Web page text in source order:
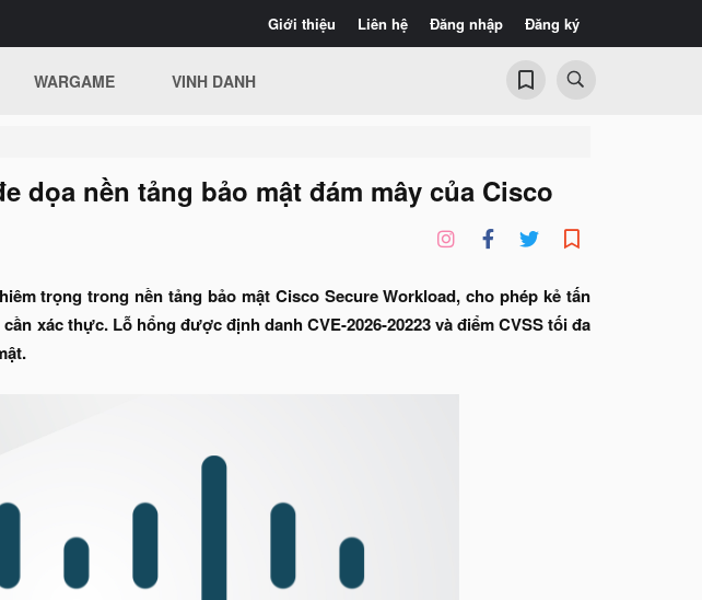
Giới thiệu Liên hệ Đăng nhập Đăng ký
WARGAME VINH DANH
dọa nền tảng bảo mật đám mây của Cisco
trọng trong nền tảng bảo mật Cisco Secure Workload, cho phép kẻ tấn
xác thực. Lỗ hổng được định danh CVE-2026-20223 và điểm CVSS tối đa